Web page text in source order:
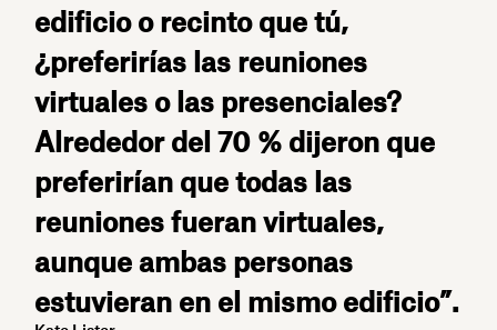
edificio o recinto que tú,
¿preferirías las reuniones
virtuales o las presenciales?
Alrededor del 70 % dijeron que
preferirían que todas las
reuniones fueran virtuales,
aunque ambas personas
estuvieran en el mismo edificio”.